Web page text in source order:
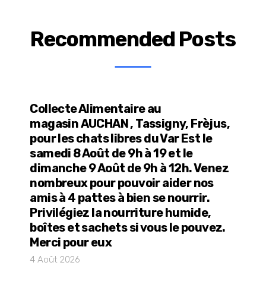
Recommended Posts
Collecte Alimentaire au
magasin AUCHAN , Tassigny, Frèjus,
pour les chats libres du Var Est le
samedi 8 Août de 9h à 19 et le
dimanche 9 Août de 9h à 12h. Venez
nombreux pour pouvoir aider nos
amis à 4 pattes à bien se nourrir.
Privilégiez la nourriture humide,
boîtes et sachets si vous le pouvez.
Merci pour eux
4 Août 2026